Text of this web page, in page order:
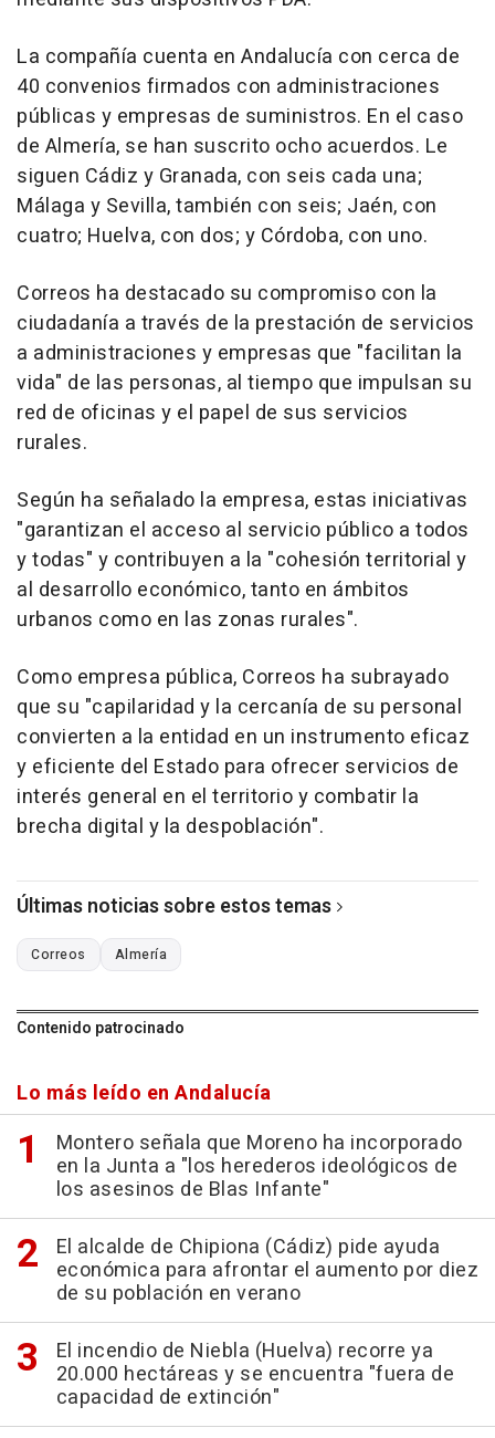
La compañía cuenta en Andalucía con cerca de
40 convenios firmados con administraciones
públicas y empresas de suministros. En el caso
de Almería, se han suscrito ocho acuerdos. Le
siguen Cádiz y Granada, con seis cada una;
Málaga y Sevilla, también con seis; Jaén, con
cuatro; Huelva, con dos; y Córdoba, con uno.
Correos ha destacado su compromiso con la
ciudadanía a través de la prestación de servicios
a administraciones y empresas que "facilitan la
vida" de las personas, al tiempo que impulsan su
red de oficinas y el papel de sus servicios
rurales.
Según ha señalado la empresa, estas iniciativas
"garantizan el acceso al servicio público a todos
y todas" y contribuyen a la "cohesión territorial y
al desarrollo económico, tanto en ámbitos
urbanos como en las zonas rurales".
Como empresa pública, Correos ha subrayado
que su "capilaridad y la cercanía de su personal
convierten a la entidad en un instrumento eficaz
y eficiente del Estado para ofrecer servicios de
interés general en el territorio y combatir la
brecha digital y la despoblación".
Últimas noticias sobre estos temas
Correos Almería
Contenido patrocinado
Lo más leído en Andalucía
Montero señala que Moreno ha incorporado
en la Junta a "los herederos ideológicos de
los asesinos de Blas Infante"
El alcalde de Chipiona (Cádiz) pide ayuda
económica para afrontar el aumento por diez
de su población en verano
El incendio de Niebla (Huelva) recorre ya
20.000 hectáreas y se encuentra "fuera de
capacidad de extinción"